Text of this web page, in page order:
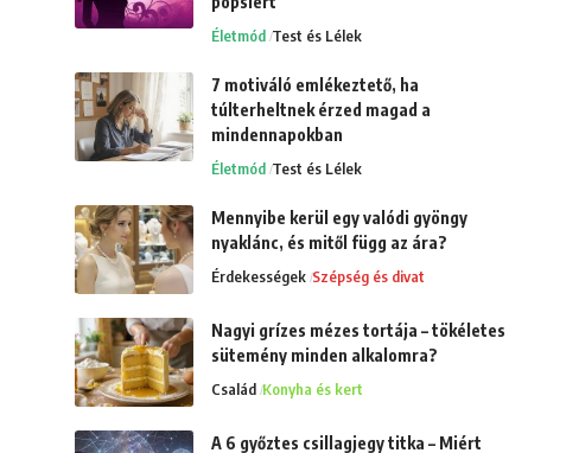
Életmód Test és Lélek
7 motiváló emlékeztető, ha
túlterheltnek érzed magad a
mindennapokban
Életmód Test és Lélek
Mennyibe kerül egy valódi gyöngy
nyaklánc, és mitől függ az ára?
Érdekességek Szépség és divat
Nagyi grízes mézes tortája – tökéletes
sütemény minden alkalomra?
Család Konyha és kert
A 6 győztes csillagjegy titka – Miért